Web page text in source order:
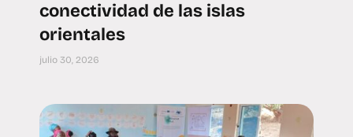
conectividad de las islas
orientales
julio 30, 2026